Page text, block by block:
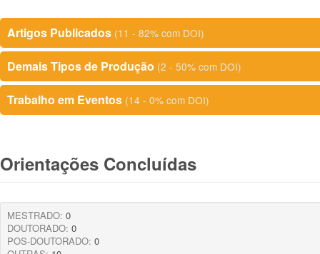
Artigos Publicados (11 - 82% com DOI)
Demais Tipos de Produção (2 - 50% com DOI)
Trabalho em Eventos (14 - 0% com DOI)
Orientações Concluídas
MESTRADO: 0
DOUTORADO: 0
POS-DOUTORADO: 0